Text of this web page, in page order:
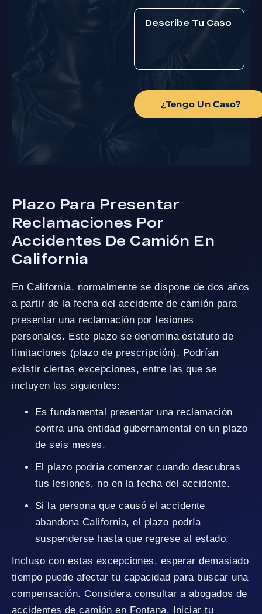
¿Tengo Un Caso?
Plazo Para Presentar
Reclamaciones Por
Accidentes De Camión En
California
En California, normalmente se dispone de dos años
a partir de la fecha del accidente de camión para
presentar una reclamación por lesiones
personales. Este plazo se denomina estatuto de
limitaciones (plazo de prescripción). Podrían
existir ciertas excepciones, entre las que se
incluyen las siguientes:
Es fundamental presentar una reclamación
contra una entidad gubernamental en un plazo
de seis meses.
El plazo podría comenzar cuando descubras
tus lesiones, no en la fecha del accidente.
Si la persona que causó el accidente
abandona California, el plazo podría
suspenderse hasta que regrese al estado.
Incluso con estas excepciones, esperar demasiado
tiempo puede afectar tu capacidad para buscar una
compensación. Considera consultar a abogados de
accidentes de camión en Fontana. Iniciar tu